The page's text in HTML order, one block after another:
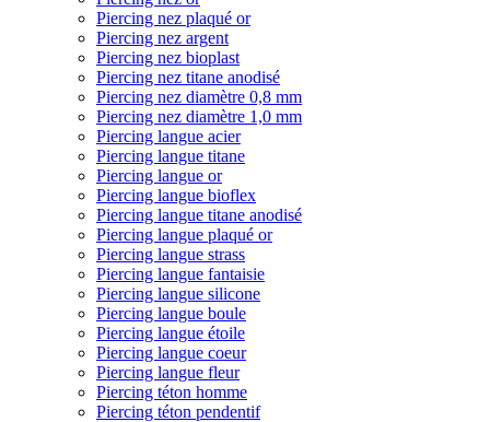
Piercing nez plaqué or
Piercing nez argent
Piercing nez bioplast
Piercing nez titane anodisé
Piercing nez diamètre 0,8 mm
Piercing nez diamètre 1,0 mm
Piercing langue acier
Piercing langue titane
Piercing langue or
Piercing langue bioflex
Piercing langue titane anodisé
Piercing langue plaqué or
Piercing langue strass
Piercing langue fantaisie
Piercing langue silicone
Piercing langue boule
Piercing langue étoile
Piercing langue coeur
Piercing langue fleur
Piercing téton homme
Piercing téton pendentif